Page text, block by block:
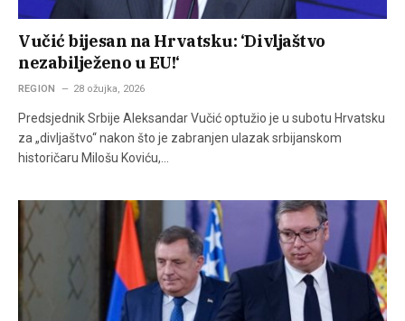
Vučić bijesan na Hrvatsku: ‘Divljaštvo
nezabilježeno u EU!‘
REGION 28 ožujka, 2026
Predsjednik Srbije Aleksandar Vučić optužio je u subotu Hrvatsku
za „divljaštvo“ nakon što je zabranjen ulazak srbijanskom
historičaru Milošu Koviću,…